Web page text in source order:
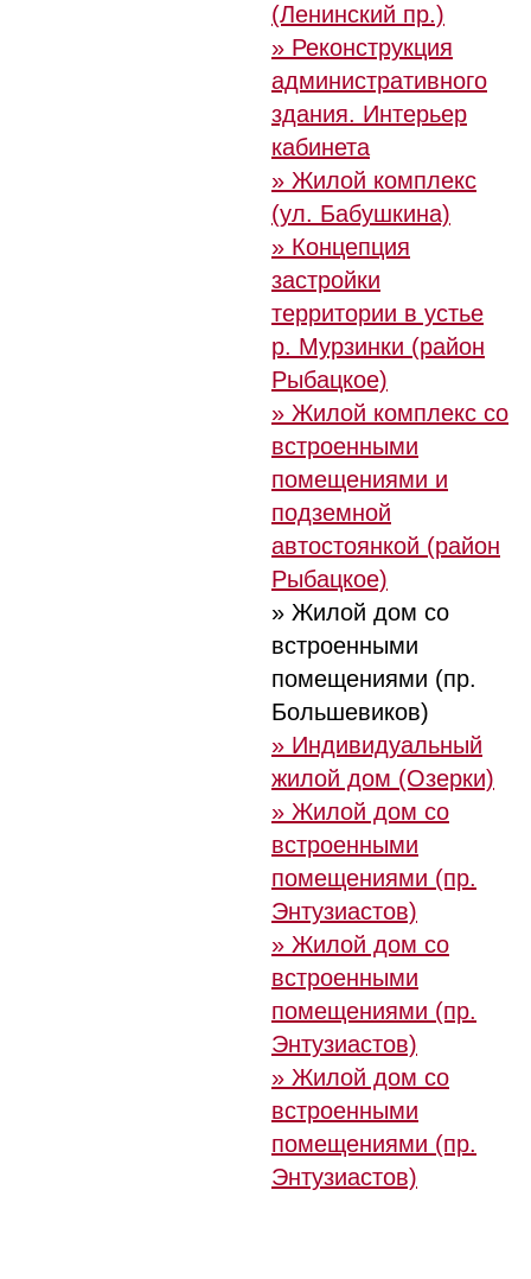
(Ленинский пр.)
» Реконструкция
административного
здания. Интерьер
кабинета
» Жилой комплекс
(ул. Бабушкина)
» Концепция
застройки
территории в устье
р. Мурзинки (район
Рыбацкое)
» Жилой комплекс со
встроенными
помещениями и
подземной
автостоянкой (район
Рыбацкое)
» Жилой дом со
встроенными
помещениями (пр.
Большевиков)
» Индивидуальный
жилой дом (Озерки)
» Жилой дом со
встроенными
помещениями (пр.
Энтузиастов)
» Жилой дом со
встроенными
помещениями (пр.
Энтузиастов)
» Жилой дом со
встроенными
помещениями (пр.
Энтузиастов)